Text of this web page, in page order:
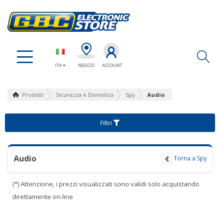
ITA NEGOZI ACCOUNT
Prodotti Sicurezza e Domotica Spy Audio
Filtri
Audio Torna a Spy
(*) Attenzione, i prezzi visualizzati sono validi solo acquistando
direttamente on-line